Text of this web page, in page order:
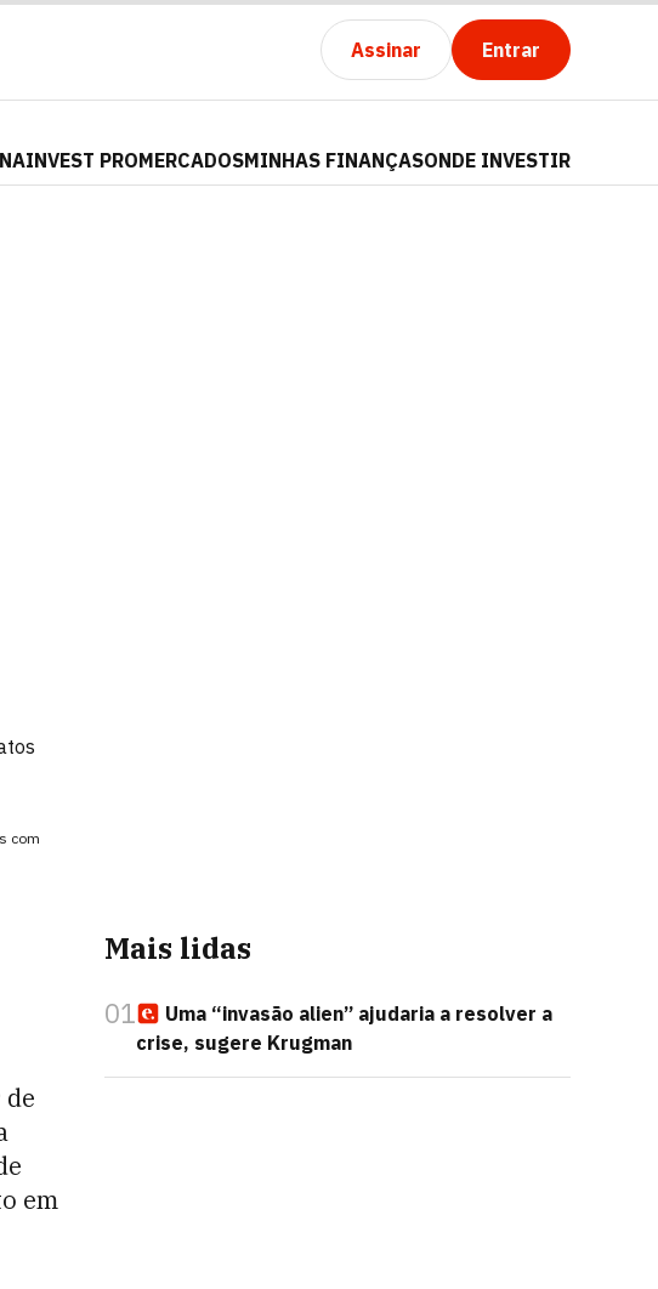
Assinar Entrar
INVEST PROMERCADOSMINHAS FINANÇASONDE INVESTIR
com
em
Mais lidas
01
Uma “invasão alien” ajudaria a resolver a
crise, sugere Krugman